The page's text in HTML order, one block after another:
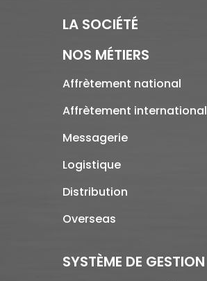
LA SOCIÉTÉ
NOS MÉTIERS
Affrètement national
Affrètement international
Messagerie
Logistique
Distribution
Overseas
SYSTÈME DE GESTION